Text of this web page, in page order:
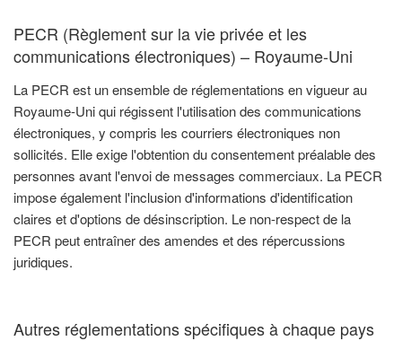
PECR (Règlement sur la vie privée et les
communications électroniques) – Royaume-Uni
La PECR est un ensemble de réglementations en vigueur au
Royaume-Uni qui régissent l'utilisation des communications
électroniques, y compris les courriers électroniques non
sollicités. Elle exige l'obtention du consentement préalable des
personnes avant l'envoi de messages commerciaux. La PECR
impose également l'inclusion d'informations d'identification
claires et d'options de désinscription. Le non-respect de la
PECR peut entraîner des amendes et des répercussions
juridiques.
Autres réglementations spécifiques à chaque pays